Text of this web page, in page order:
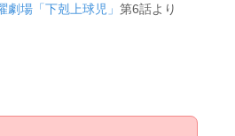
劇場「下剋上球児」 第6話より